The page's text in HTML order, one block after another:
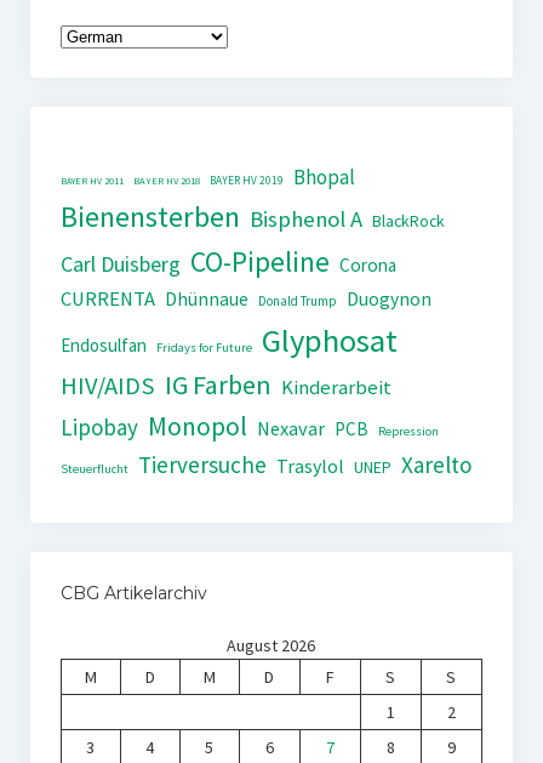
BAYER HV 2011 BAYER HV 2018 BAYER HV 2019 Bhopal
Bienensterben Bisphenol A BlackRock
Carl Duisberg CO-Pipeline Corona
CURRENTA Dhünnaue Donald Trump
Duogynon
Endosulfan
Fridays for Future Glyphosat
HIV/AIDS IG Farben Kinderarbeit
Lipobay Monopol Nexavar PCB Repression
Steuerflucht Tierversuche Trasylol UNEP Xarelto
CBG Artikelarchiv
August 2026
M
D M D F S
S
1
2
3
4 5 6 7 8 9